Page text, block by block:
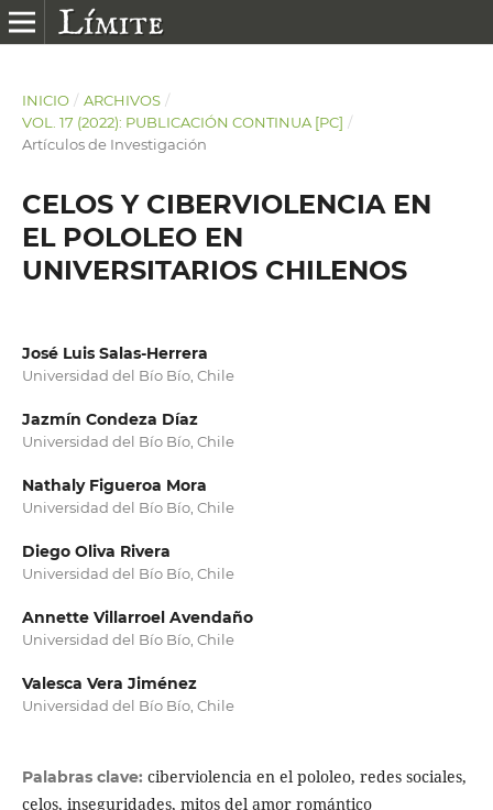
INICIO / ARCHIVOS /
VOL. 17 (2022): PUBLICACIÓN CONTINUA [PC] /
Artículos de Investigación
CELOS Y CIBERVIOLENCIA EN
EL POLOLEO EN
UNIVERSITARIOS CHILENOS
José Luis Salas-Herrera
Universidad del Bío Bío, Chile
Jazmín Condeza Díaz
Universidad del Bío Bío, Chile
Nathaly Figueroa Mora
Universidad del Bío Bío, Chile
Diego Oliva Rivera
Universidad del Bío Bío, Chile
Annette Villarroel Avendaño
Universidad del Bío Bío, Chile
Valesca Vera Jiménez
Universidad del Bío Bío, Chile
Palabras clave: ciberviolencia en el pololeo, redes sociales,
celos, inseguridades, mitos del amor romántico